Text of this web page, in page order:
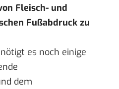
Fleisch- und
Fußabdruck zu
es noch einige
dem